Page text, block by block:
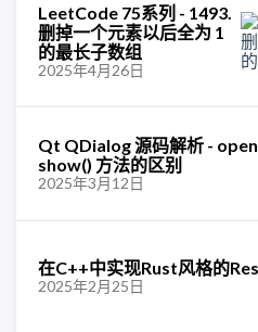
LeetCode 75系列 - 1493.
删掉一个元素以后全为 1
的最长子数组
2025年4月26日
Qt QDialog 源码解析 -
show() 方法的区别
2025年3月12日
在C++中实现Rust风格的
2025年2月25日